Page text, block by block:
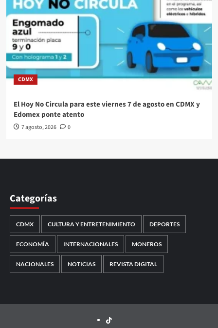
CDMX
El Hoy No Circula para este viernes 7 de agosto en CDMX y
Edomex ponte atento
7 agosto, 2026 0
Categorías
CDMX CULTURA Y ENTRETENIMIENTO DEPORTES
ECONOMÍA INTERNACIONALES MONEROS
NACIONALES NOTICIAS REVISTA DIGITAL
TikTok